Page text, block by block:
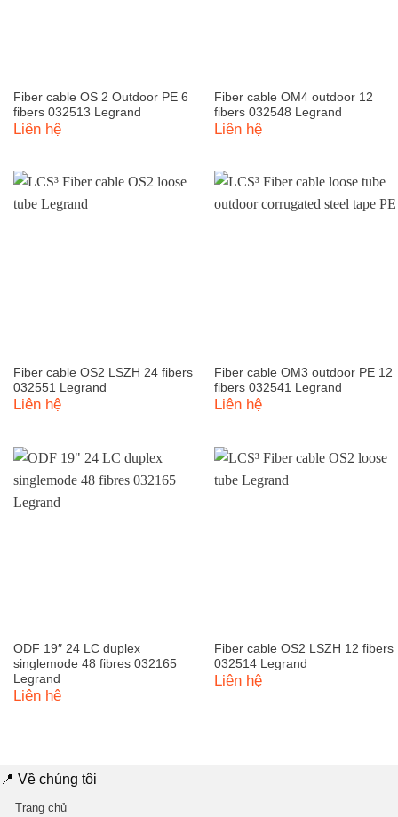
Fiber cable OS 2 Outdoor PE 6
fibers 032513 Legrand
Liên hệ
Fiber cable OM4 outdoor 12
fibers 032548 Legrand
Liên hệ
Fiber cable OS2 LSZH 24 fibers
032551 Legrand
Liên hệ
Fiber cable OM3 outdoor PE 12
fibers 032541 Legrand
Liên hệ
ODF 19″ 24 LC duplex
singlemode 48 fibres 032165
Legrand
Liên hệ
Fiber cable OS2 LSZH 12 fibers
032514 Legrand
Liên hệ
📍 Về chúng tôi
Trang chủ